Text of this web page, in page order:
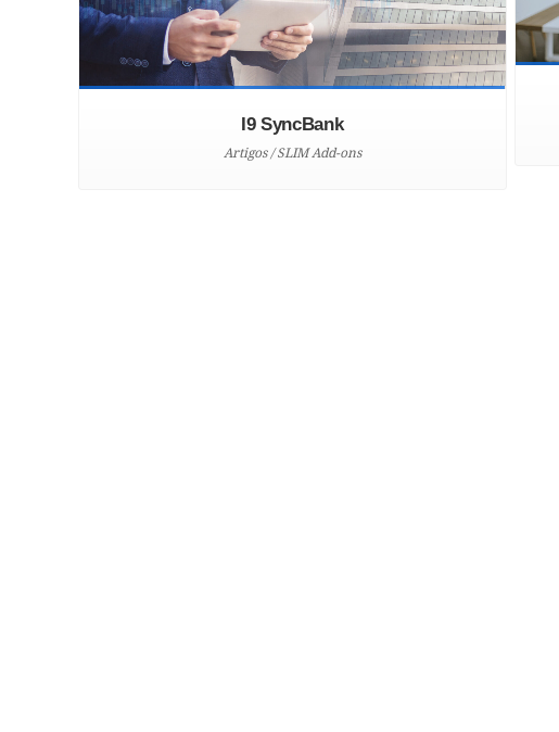
I9 SyncBank
Artigos / SLIM Add-ons